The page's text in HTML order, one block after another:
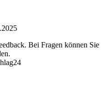
Bei Fragen können Sie